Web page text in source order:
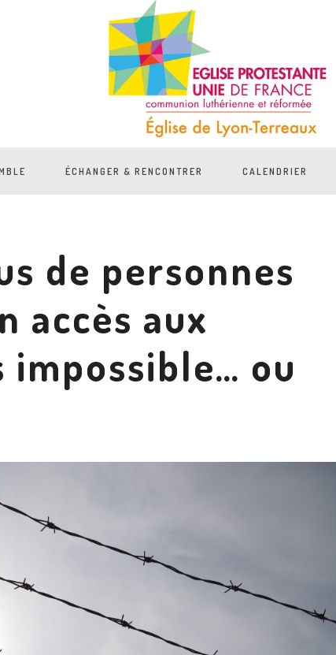
ÉCHANGER & RENCONTRER CALENDRIER
de personnes
accès aux
ou